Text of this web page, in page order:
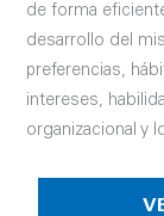
de forma
desarrollo del
preferencias,
intereses,
organizacional y